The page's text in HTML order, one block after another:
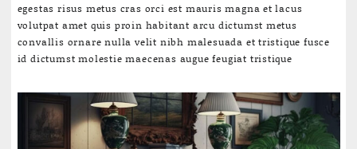
egestas risus metus cras orci est mauris magna et lacus
volutpat amet quis proin habitant arcu dictumst metus
convallis ornare nulla velit nibh malesuada et tristique fusce
id dictumst molestie maecenas augue feugiat tristique